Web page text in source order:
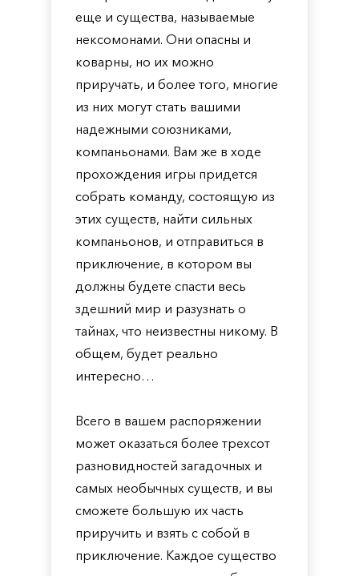
еще и существа, называемые
нексомонами. Они опасны и
коварны, но их можно
приручать, и более того, многие
из них могут стать вашими
надежными союзниками,
компаньонами. Вам же в ходе
прохождения игры придется
собрать команду, состоящую из
этих существ, найти сильных
компаньонов, и отправиться в
приключение, в котором вы
должны будете спасти весь
здешний мир и разузнать о
тайнах, что неизвестны никому. В
общем, будет реально
интересно…
Всего в вашем распоряжении
может оказаться более трехсот
разновидностей загадочных и
самых необычных существ, и вы
сможете большую их часть
приручить и взять с собой в
приключение. Каждое существо